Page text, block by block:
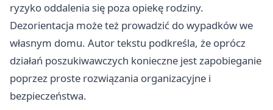
ryzyko oddalenia się poza opiekę rodziny.
Dezorientacja może też prowadzić do wypadków we
własnym domu. Autor tekstu podkreśla, że oprócz
działań poszukiwawczych konieczne jest zapobieganie
poprzez proste rozwiązania organizacyjne i
bezpieczeństwa.